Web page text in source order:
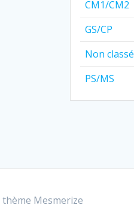
CM1/CM2
GS/CP
Non classé
PS/MS
thème Mesmerize